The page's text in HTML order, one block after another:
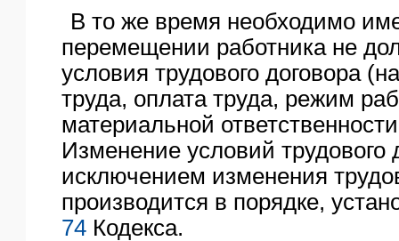
В то же время необходимо
перемещении работника не
условия трудового договора
труда, оплата труда, режим
материальной
Изменение условий трудового
исключением изменения
производится в порядке,
74 Кодекса.